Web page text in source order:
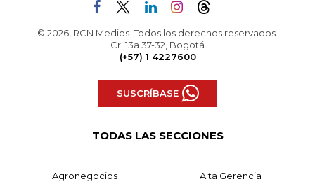
© 2026, RCN Medios. Todos los derechos reservados.
Cr. 13a 37-32, Bogotá
(+57) 1 4227600
SUSCRÍBASE
TODAS LAS SECCIONES
Agronegocios Alta Gerencia